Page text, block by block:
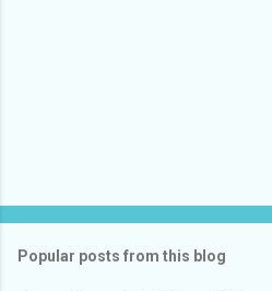
Popular posts from this blog